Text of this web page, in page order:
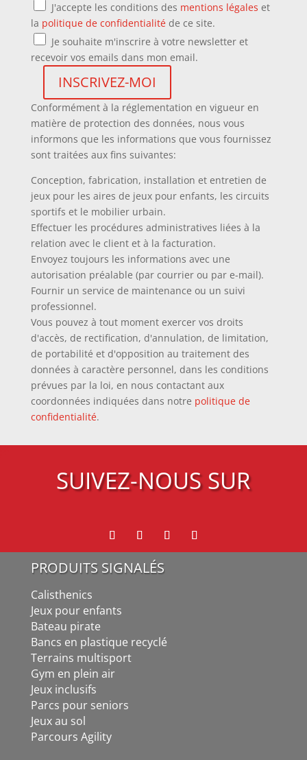
J'accepte les conditions des mentions légales et
la politique de confidentialitéde ce site.
Je souhaite m'inscrire à votre newsletter et
recevoir vos emails dans mon email.
Conformément à la réglementation en vigueur en
matière de protection des données, nous vous
informons que les informations que vous fournissez
sont traitées aux fins suivantes:
Conception, fabrication, installation et entretien de
jeux pour les aires de jeux pour enfants, les circuits
sportifs et le mobilier urbain.
Effectuer les procédures administratives liées à la
relation avec le client et à la facturation.
Envoyez toujours les informations avec une
autorisation préalable (par courrier ou par e-mail).
Fournir un service de maintenance ou un suivi
professionnel.
Vous pouvez à tout moment exercer vos droits
d'accès, de rectification, d'annulation, de limitation,
de portabilité et d'opposition au traitement des
données à caractère personnel, dans les conditions
prévues par la loi, en nous contactant aux
coordonnées indiquées dans notre politique de
confidentialité.
SUIVEZ-NOUS SUR
PRODUITS SIGNALÉS
Calisthenics
Jeux pour enfants
Bateau pirate
Bancs en plastique recyclé
Terrains multisport
Gym en plein air
Jeux inclusifs
Parcs pour seniors
Jeux au sol
Parcours Agility